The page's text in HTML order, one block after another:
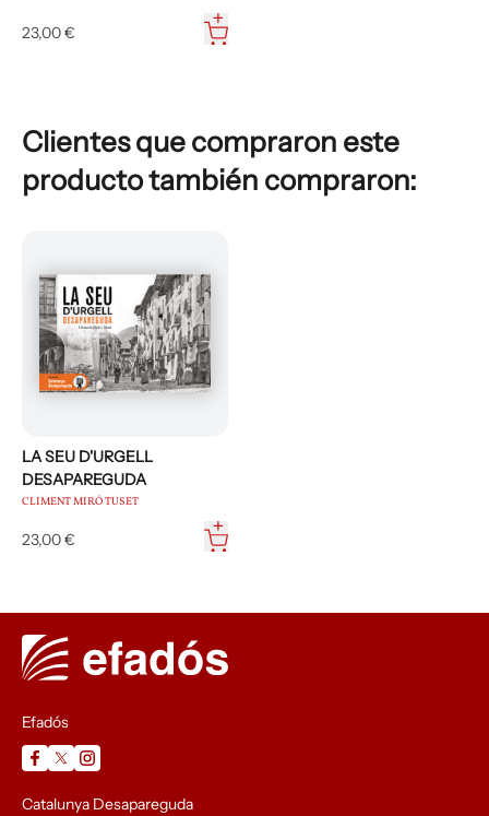
23,00 €
Clientes que compraron este
producto también compraron:
LA SEU D'URGELL
DESAPAREGUDA
CLIMENT MIRÓ TUSET
23,00 €
Efadós
Catalunya Desapareguda